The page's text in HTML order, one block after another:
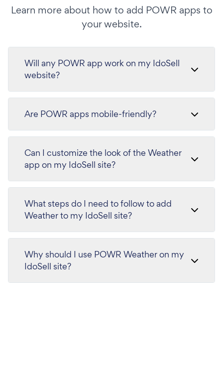
Learn more about how to add POWR apps to
your website.
Will any POWR app work on my IdoSell
website?
Are POWR apps mobile-friendly?
Can I customize the look of the Weather
app on my IdoSell site?
What steps do I need to follow to add
Weather to my IdoSell site?
Why should I use POWR Weather on my
IdoSell site?